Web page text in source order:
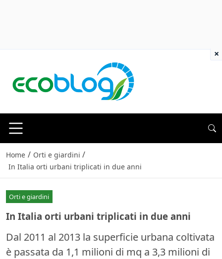
Home / Orti e giardini /
In Italia orti urbani triplicati in due anni
Orti e giardini
In Italia orti urbani triplicati in due anni
Dal 2011 al 2013 la superficie urbana coltivata
è passata da 1,1 milioni di mq a 3,3 milioni di
×